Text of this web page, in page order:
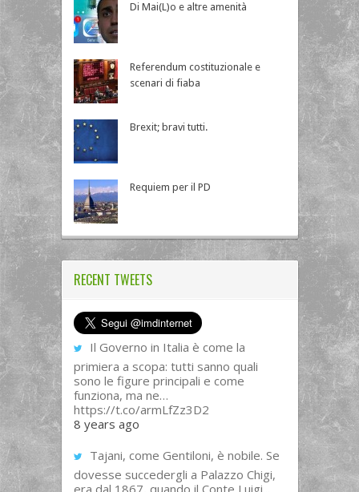
Di Mai(L)o e altre amenità
Referendum costituzionale e
scenari di fiaba
Brexit; bravi tutti.
Requiem per il PD
RECENT TWEETS
Il Governo in Italia è come la
primiera a scopa: tutti sanno quali
sono le figure principali e come
funziona, ma ne…
https://t.co/armLfZz3D2
8 years ago
Tajani, come Gentiloni, è nobile. Se
dovesse succedergli a Palazzo Chigi,
era dal 1867, quando il Conte Luigi...